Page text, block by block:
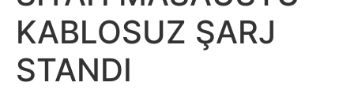
KABLOSUZ ŞARJ
STANDI